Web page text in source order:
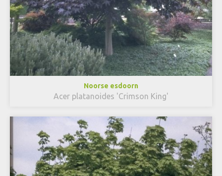
Noorse esdoorn
Acer platanoides 'Crimson King'